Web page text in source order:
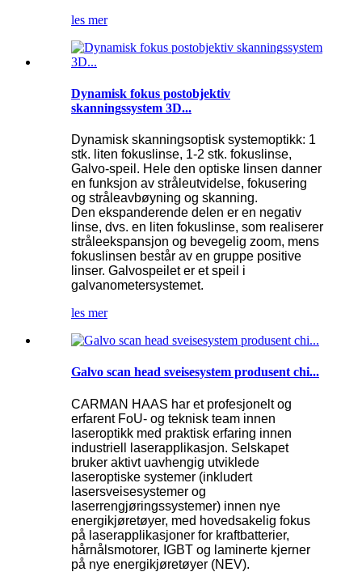
les mer
Dynamisk fokus postobjektiv
skanningssystem 3D...
Dynamisk skanningsoptisk systemoptikk: 1
stk. liten fokuslinse, 1-2 stk. fokuslinse,
Galvo-speil. Hele den optiske linsen danner
en funksjon av stråleutvidelse, fokusering
og stråleavbøyning og skanning.
Den ekspanderende delen er en negativ
linse, dvs. en liten fokuslinse, som realiserer
stråleekspansjon og bevegelig zoom, mens
fokuslinsen består av en gruppe positive
linser. Galvospeilet er et speil i
galvanometersystemet.
les mer
Galvo scan head sveisesystem produsent chi...
CARMAN HAAS har et profesjonelt og
erfarent FoU- og teknisk team innen
laseroptikk med praktisk erfaring innen
industriell laserapplikasjon. Selskapet
bruker aktivt uavhengig utviklede
laseroptiske systemer (inkludert
lasersveisesystemer og
laserrengjøringssystemer) innen nye
energikjøretøyer, med hovedsakelig fokus
på laserapplikasjoner for kraftbatterier,
hårnålsmotorer, IGBT og laminerte kjerner
på nye energikjøretøyer (NEV).